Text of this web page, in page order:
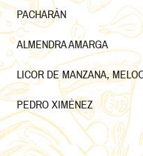
PACHARÁN
ALMENDRA AMARGA
LICOR DE MANZANA,
PEDRO XIMÉNEZ